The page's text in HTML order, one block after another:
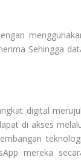
Sehingga
digital
di akses
mereka